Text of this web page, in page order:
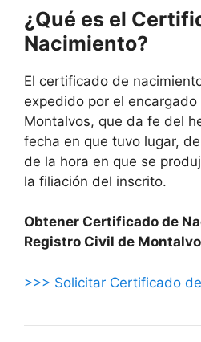
¿Qué es el
Nacimiento?
El certificado de
expedido por el
Montalvos, que da fe del
fecha en que tuvo lugar,
de la hora en que se
la filiación del inscrito.
Obtener Certificado de
Registro Civil de
>>> Solicitar Certificado